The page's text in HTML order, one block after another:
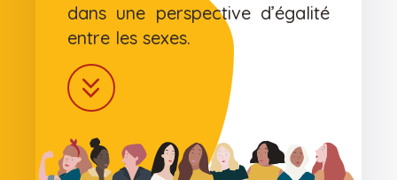
dans une perspective d’égalité
entre les sexes.
keyboard_double_arrow_down